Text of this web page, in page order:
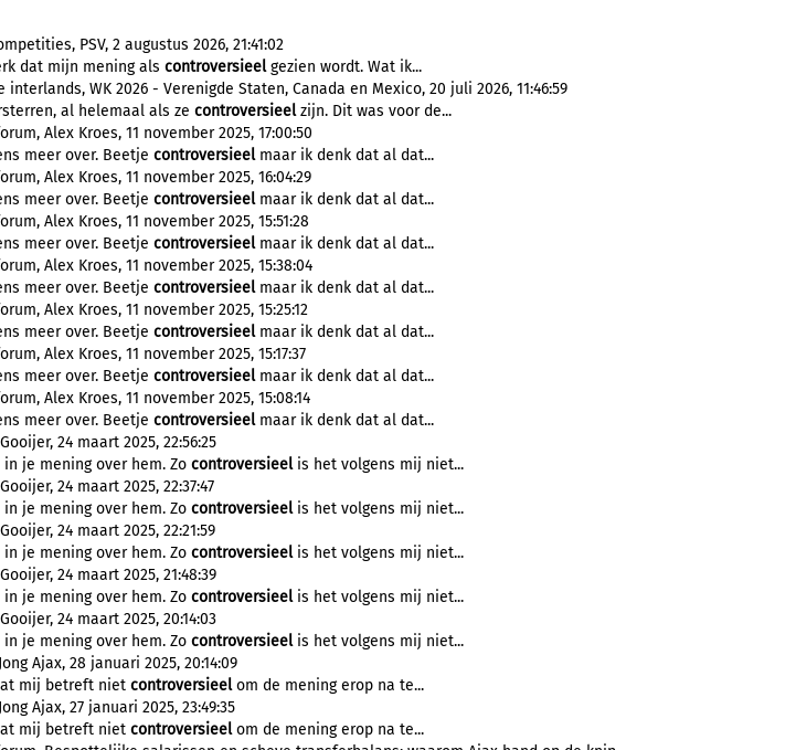
PSV, 2 augustus 2026, 21:41:02
dat mijn mening als controversieelgezien wordt. Wat ik...
WK 2026 - Verenigde Staten, Canada en Mexico, 20 juli 2026, 11:46:59
al helemaal als ze controversieelzijn. Dit was voor de...
Alex Kroes, 11 november 2025, 17:00:50
meer over. Beetje controversieelmaar ik denk dat al dat...
Alex Kroes, 11 november 2025, 16:04:29
meer over. Beetje controversieelmaar ik denk dat al dat...
Alex Kroes, 11 november 2025, 15:51:28
meer over. Beetje controversieelmaar ik denk dat al dat...
Alex Kroes, 11 november 2025, 15:38:04
meer over. Beetje controversieelmaar ik denk dat al dat...
Alex Kroes, 11 november 2025, 15:25:12
meer over. Beetje controversieelmaar ik denk dat al dat...
Alex Kroes, 11 november 2025, 15:17:37
meer over. Beetje controversieelmaar ik denk dat al dat...
Alex Kroes, 11 november 2025, 15:08:14
meer over. Beetje controversieelmaar ik denk dat al dat...
24 maart 2025, 22:56:25
in je mening over hem. Zo controversieelis het volgens mij niet...
24 maart 2025, 22:37:47
in je mening over hem. Zo controversieelis het volgens mij niet...
24 maart 2025, 22:21:59
in je mening over hem. Zo controversieelis het volgens mij niet...
24 maart 2025, 21:48:39
in je mening over hem. Zo controversieelis het volgens mij niet...
24 maart 2025, 20:14:03
in je mening over hem. Zo controversieelis het volgens mij niet...
Ajax, 28 januari 2025, 20:14:09
mij betreft niet controversieelom de mening erop na te...
Ajax, 27 januari 2025, 23:49:35
mij betreft niet controversieelom de mening erop na te...